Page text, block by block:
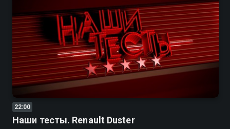
22:00
Наши тесты. Renault Duster